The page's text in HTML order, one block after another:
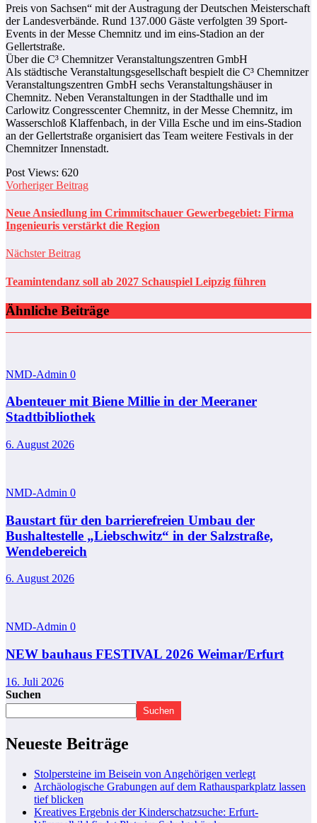
Preis von Sachsen“ mit der Austragung der Deutschen Meisterschaft
der Landesverbände. Rund 137.000 Gäste verfolgten 39 Sport-
Events in der Messe Chemnitz und im eins-Stadion an der
Gellertstraße.
Über die C³ Chemnitzer Veranstaltungszentren GmbH
Als städtische Veranstaltungsgesellschaft bespielt die C³ Chemnitzer
Veranstaltungszentren GmbH sechs Veranstaltungshäuser in
Chemnitz. Neben Veranstaltungen in der Stadthalle und im
Carlowitz Congresscenter Chemnitz, in der Messe Chemnitz, im
Wasserschloß Klaffenbach, in der Villa Esche und im eins-Stadion
an der Gellertstraße organisiert das Team weitere Festivals in der
Chemnitzer Innenstadt.
Post Views: 620
Vorheriger Beitrag
Neue Ansiedlung im Crimmitschauer Gewerbegebiet: Firma
Ingenieuris verstärkt die Region
Nächster Beitrag
Teamintendanz soll ab 2027 Schauspiel Leipzig führen
Ähnliche Beiträge
NMD-Admin 0
Abenteuer mit Biene Millie in der Meeraner
Stadtbibliothek
6. August 2026
NMD-Admin 0
Baustart für den barrierefreien Umbau der
Bushaltestelle „Liebschwitz“ in der Salzstraße,
Wendebereich
6. August 2026
NMD-Admin 0
NEW bauhaus FESTIVAL 2026 Weimar/Erfurt
16. Juli 2026
Suchen
Suchen
Neueste Beiträge
Stolpersteine im Beisein von Angehörigen verlegt
Archäologische Grabungen auf dem Rathausparkplatz lassen
tief blicken
Kreatives Ergebnis der Kinderschatzsuche: Erfurt-